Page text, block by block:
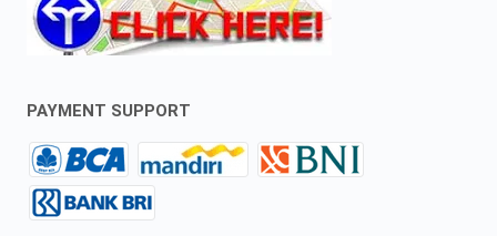
PAYMENT SUPPORT